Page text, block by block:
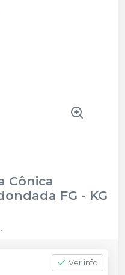
Cônica
FG - KG
Ver info